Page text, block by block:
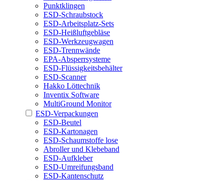
Punktklingen
ESD-Schraubstock
ESD-Arbeitsplatz-Sets
ESD-Heißluftgebläse
ESD-Werkzeugwagen
ESD-Trennwände
EPA-Absperrsysteme
ESD-Flüssigkeitsbehälter
ESD-Scanner
Hakko Löttechnik
Inventix Software
MultiGround Monitor
ESD-Verpackungen
ESD-Beutel
ESD-Kartonagen
ESD-Schaumstoffe lose
Abroller und Klebeband
ESD-Aufkleber
ESD-Umreifungsband
ESD-Kantenschutz